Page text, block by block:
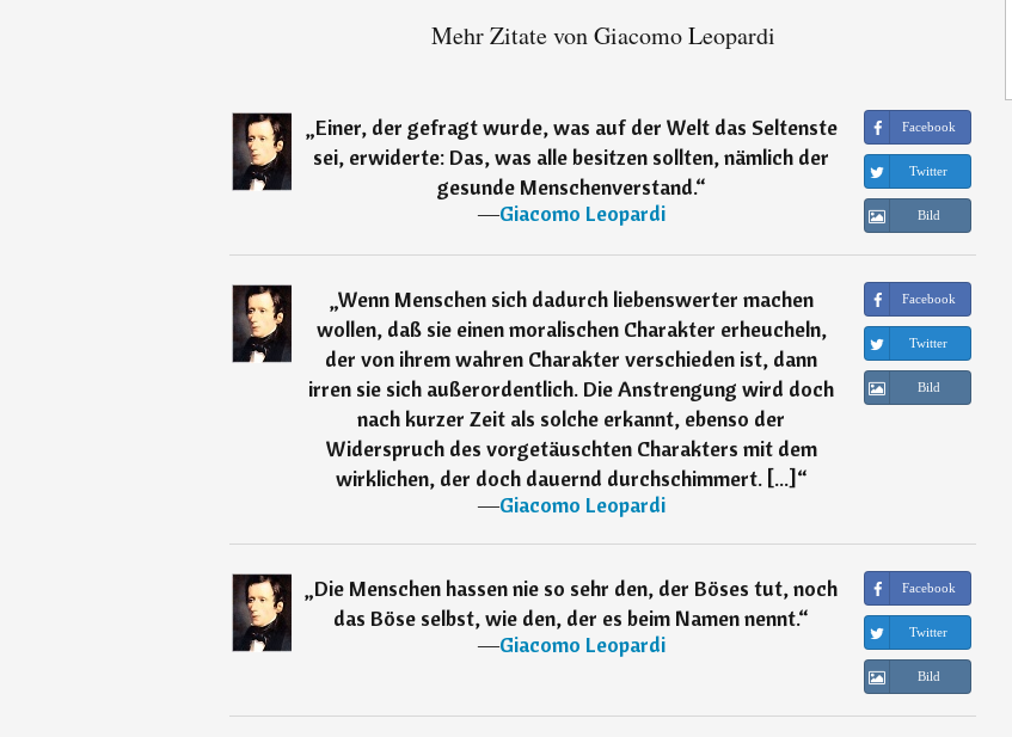
Mehr Zitate von Giacomo Leopardi
„Einer, der gefragt wurde, was auf der Welt das Seltenste
sei, erwiderte: Das, was alle besitzen sollten, nämlich der
gesunde Menschenverstand.“
―Giacomo Leopardi
Facebook
Twitter
Bild
„Wenn Menschen sich dadurch liebenswerter machen
wollen, daß sie einen moralischen Charakter erheucheln,
der von ihrem wahren Charakter verschieden ist, dann
irren sie sich außerordentlich. Die Anstrengung wird doch
nach kurzer Zeit als solche erkannt, ebenso der
Widerspruch des vorgetäuschten Charakters mit dem
wirklichen, der doch dauernd durchschimmert. [...] “
―Giacomo Leopardi
Facebook
Twitter
Bild
„Die Menschen hassen nie so sehr den, der Böses tut, noch
das Böse selbst, wie den, der es beim Namen nennt.“
―Giacomo Leopardi
Facebook
Twitter
Bild